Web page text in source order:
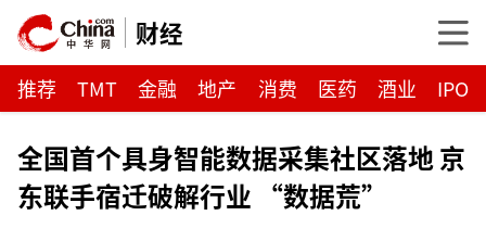
财经
推荐 TMT 金融 地产 消费 医药 酒业 IPO
全国首个具身智能数据采集社区落地 京
东联手宿迁破解行业 “数据荒”